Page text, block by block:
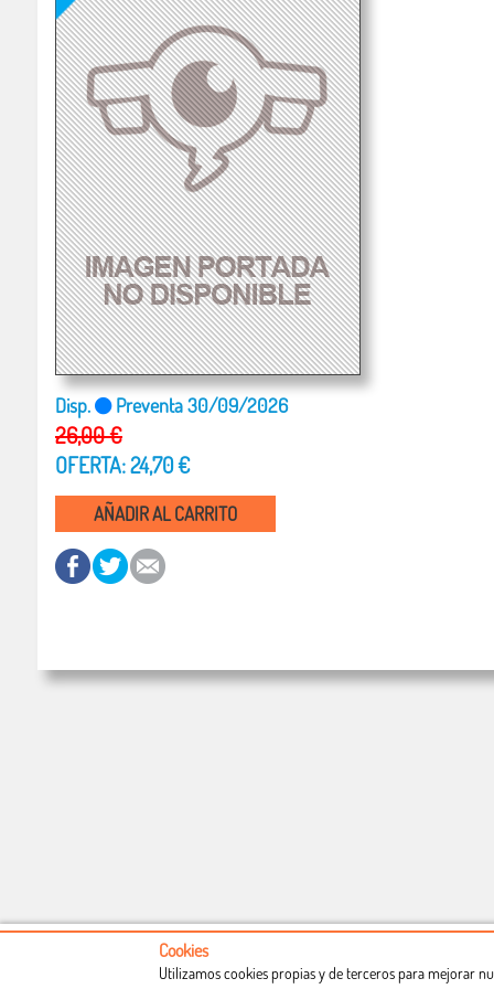
Disp. Preventa 30/09/2026
26,00 €
OFERTA: 24,70 €
AÑADIR AL CARRITO
Cookies
Utilizamos cookies propias y de terceros para mejorar